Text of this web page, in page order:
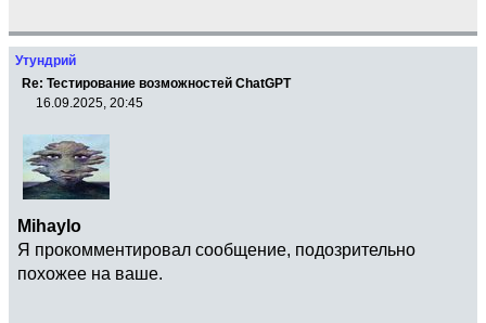
Утундрий
Re: Тестирование возможностей ChatGPT
16.09.2025, 20:45
Mihaylo
Я прокомментировал сообщение, подозрительно
похожее на ваше.